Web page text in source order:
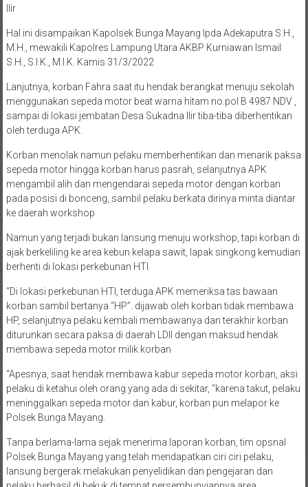
Ilir
Hal ini disampaikan Kapolsek Bunga Mayang Ipda Adekaputra S.H.,
M.H., mewakili Kapolres Lampung Utara AKBP Kurniawan Ismail
S.H., S.I.K., M.I.K. Kamis 31/3/2022
Lanjutnya, korban Fahra saat itu hendak berangkat menuju sekolah
menggunakan sepeda motor beat warna hitam no.pol B 4987 NDV ,
sampai di lokasi jembatan Desa Sukadna Ilir tiba-tiba diberhentikan
oleh terduga APK.
Korban menolak namun pelaku memberhentikan dan menarik paksa
sepeda motor hingga korban harus pasrah, selanjutnya APK
mengambil alih dan mengendarai sepeda motor dengan korban
pada posisi di bonceng, sambil pelaku berkata dirinya minta diantar
ke daerah workshop
Namun yang terjadi bukan lansung menuju workshop, tapi korban di
ajak berkeliling ke area kebun kelapa sawit, lapak singkong kemudian
berhenti di lokasi perkebunan HTI.
“Di lokasi perkebunan HTI, terduga APK memeriksa tas bawaan
korban sambil bertanya “HP”. dijawab oleh korban tidak membawa
HP, selanjutnya pelaku kembali membawanya dan terakhir korban
diturunkan secara paksa di daerah LDII dengan maksud hendak
membawa sepeda motor milik korban
“Apesnya, saat hendak membawa kabur sepeda motor korban, aksi
pelaku di ketahui oleh orang yang ada di sekitar, “karena takut, pelaku
meninggalkan sepeda motor dan kabur, korban pun melapor ke
Polsek Bunga Mayang.
Tanpa berlama-lama sejak menerima laporan korban, tim opsnal
Polsek Bunga Mayang yang telah mendapatkan ciri ciri pelaku,
lansung bergerak melakukan penyelidikan dan pengejaran dan